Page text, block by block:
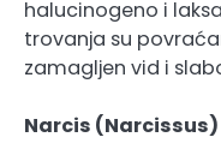
halucinogeno i
trovanja su
zamagljen vid i
Narcis (Narcissus)